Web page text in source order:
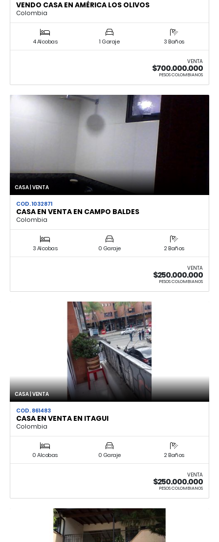
VENDO CASA EN AMÉRICA LOS OLIVOS
Colombia
4 Alcobas 1 Garaje 3 Baños
VENTA
$700.000.000
PESOS COLOMBIANOS
CASA | VENTA
COD. 1032871
CASA EN VENTA EN CAMPO BALDES
Colombia
3 Alcobas 0 Garaje 2 Baños
VENTA
$250.000.000
PESOS COLOMBIANOS
CASA | VENTA
COD. 861483
CASA EN VENTA EN ITAGUI
Colombia
0 Alcobas 0 Garaje 2 Baños
VENTA
$250.000.000
PESOS COLOMBIANOS